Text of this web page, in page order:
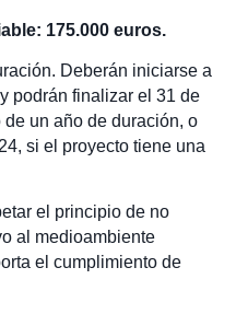
175.000 euros.
Deberán iniciarse a
podrán finalizar el 31 de
un año de duración, o
si el proyecto tiene una
el principio de no
al medioambiente
el cumplimiento de